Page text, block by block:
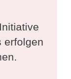
erfolgen